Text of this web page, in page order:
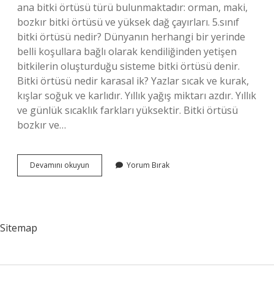
ana bitki örtüsü türü bulunmaktadır: orman, maki,
bozkır bitki örtüsü ve yüksek dağ çayırları. 5.sınıf
bitki örtüsü nedir? Dünyanın herhangi bir yerinde
belli koşullara bağlı olarak kendiliğinden yetişen
bitkilerin oluşturduğu sisteme bitki örtüsü denir.
Bitki örtüsü nedir karasal ik? Yazlar sıcak ve kurak,
kışlar soğuk ve karlıdır. Yıllık yağış miktarı azdır. Yıllık
ve günlük sıcaklık farkları yüksektir. Bitki örtüsü
bozkır ve…
Devamını okuyun
Örtüsü
Yorum Bırak
Sitemap